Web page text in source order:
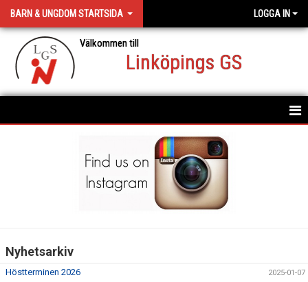
BARN & UNGDOM STARTSIDA LOGGA IN
Linköpings GS
Välkommen till
Nyhetsarkiv
Höstterminen 2026 2025-01-07